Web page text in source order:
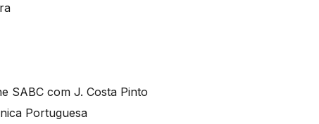
SABC com J. Costa Pinto
Portuguesa